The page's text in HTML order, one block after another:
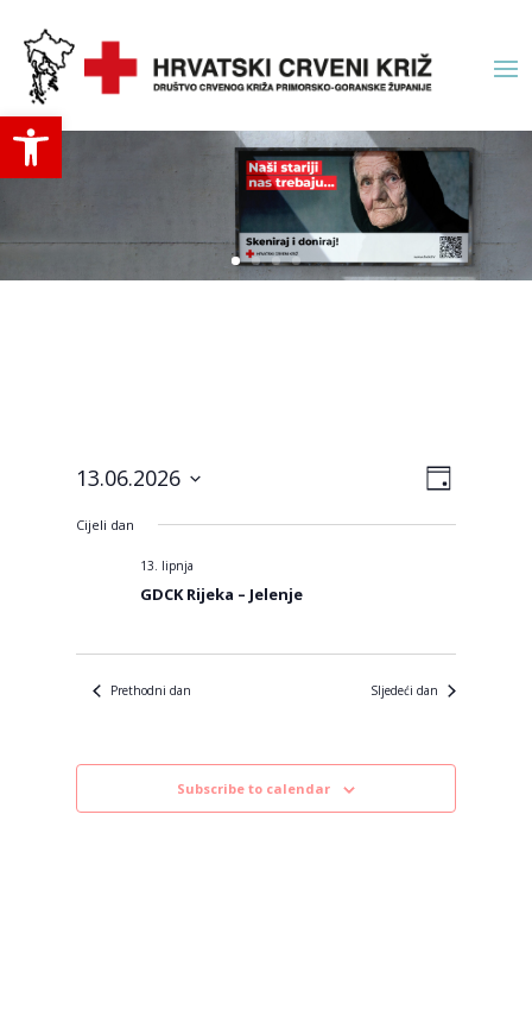
Open toolbar
Day
13.06.2026
datum.
Cijeli dan
13. lipnja
GDCK Rijeka – Jelenje
Prethodni dan Sljedeći dan
Subscribe to calendar